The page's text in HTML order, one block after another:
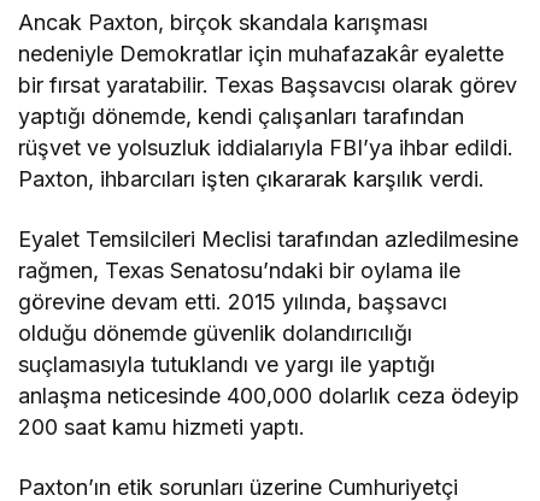
Ancak Paxton, birçok skandala karışması
nedeniyle Demokratlar için muhafazakâr eyalette
bir fırsat yaratabilir. Texas Başsavcısı olarak görev
yaptığı dönemde, kendi çalışanları tarafından
rüşvet ve yolsuzluk iddialarıyla FBI’ya ihbar edildi.
Paxton, ihbarcıları işten çıkararak karşılık verdi.
Eyalet Temsilcileri Meclisi tarafından azledilmesine
rağmen, Texas Senatosu’ndaki bir oylama ile
görevine devam etti. 2015 yılında, başsavcı
olduğu dönemde güvenlik dolandırıcılığı
suçlamasıyla tutuklandı ve yargı ile yaptığı
anlaşma neticesinde 400,000 dolarlık ceza ödeyip
200 saat kamu hizmeti yaptı.
Paxton’ın etik sorunları üzerine Cumhuriyetçi